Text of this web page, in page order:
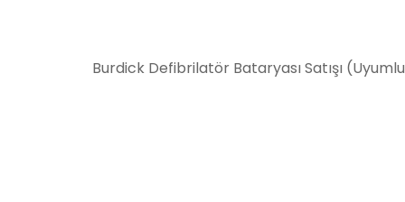
Burdick Defibrilatör Bataryası Satışı